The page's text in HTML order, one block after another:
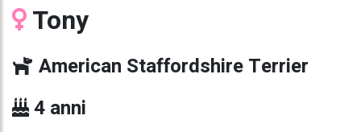
Tony
American Staffordshire Terrier
4 anni